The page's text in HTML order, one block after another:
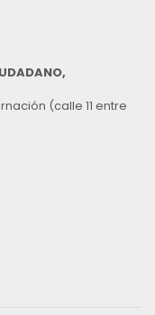
(calle 11 entre